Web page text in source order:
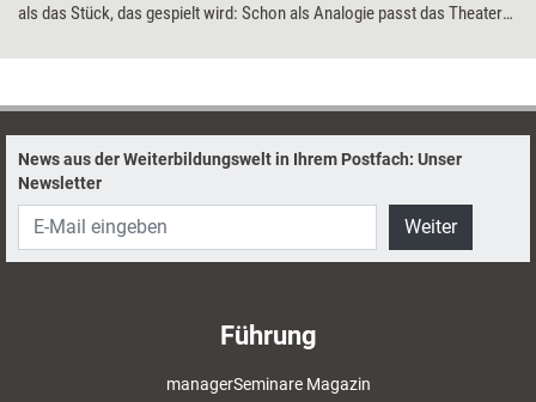
als das Stück, das gespielt wird: Schon als Analogie passt das Theater
erklären Amelie Funcke und Maria Havermann-Feye, Autorinnen des
News aus der Weiterbildungswelt in Ihrem Postfach: Unser
Newsletter
Weiter
Führung
managerSeminare Magazin